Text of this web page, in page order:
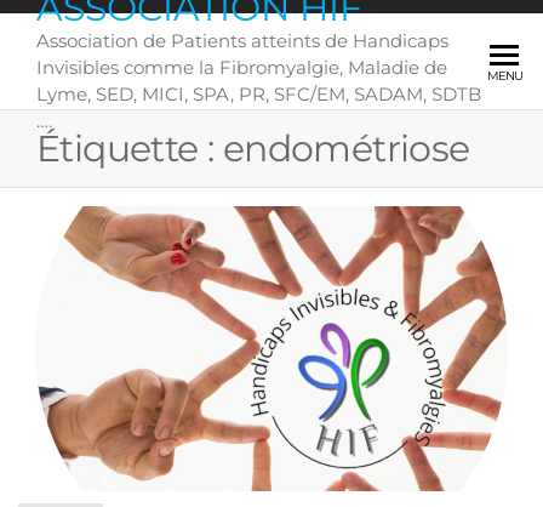
Skip
content
Association de Patients atteints de Handicaps
Invisibles comme la Fibromyalgie, Maladie de
Lyme, SED, MICI, SPA, PR, SFC/EM, SADAM, SDTB
….
MENU
Étiquette : endométriose